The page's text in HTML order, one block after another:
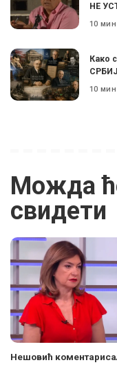
НЕ
10
Како
10
Можда
свидети
Нешовић